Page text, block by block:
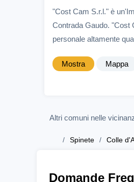
"Cost Cam S.r.l." è
Contrada Gaudo. "Cost
personale altamente
Mostra Mappa
Altri comuni nelle
Spinete Colle
Domande